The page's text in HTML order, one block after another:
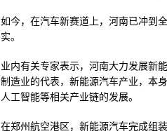
如今，在汽车新赛道上，河南已冲到
实。
业内有关专家表示，河南大力发展新
制造业的代表，新能源汽车产业，本
人工智能等相关产业链的发展。
在郑州航空港区，新能源汽车完成组